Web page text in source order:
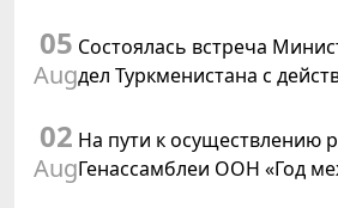
Швейцарской
05
Aug
Состоялась встреча
дел Туркменистана с
02
Aug
На пути к осуществлению
Генассамблеи ООН «Год